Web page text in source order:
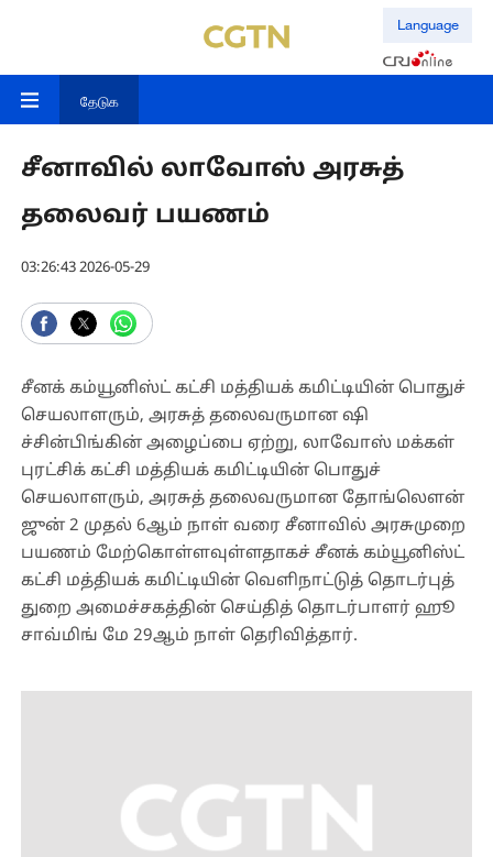
Language
தேடுக
சீனாவில் லாவோஸ் அரசுத்
தலைவர் பயணம்
03:26:43 2026-05-29
சீனக் கம்யூனிஸ்ட் கட்சி மத்தியக் கமிட்டியின் பொதுச்
செயலாளரும், அரசுத் தலைவருமான ஷி
ச்சின்பிங்கின் அழைப்பை ஏற்று, லாவோஸ் மக்கள்
புரட்சிக் கட்சி மத்தியக் கமிட்டியின் பொதுச்
செயலாளரும், அரசுத் தலைவருமான தோங்லௌன்
ஜுன் 2 முதல் 6ஆம் நாள் வரை சீனாவில் அரசுமுறை
பயணம் மேற்கொள்ளவுள்ளதாகச் சீனக் கம்யூனிஸ்ட்
கட்சி மத்தியக் கமிட்டியின் வெளிநாட்டுத் தொடர்புத்
துறை அமைச்சகத்தின் செய்தித் தொடர்பாளர் ஹூ
சாவ்மிங் மே 29ஆம் நாள் தெரிவித்தார்.